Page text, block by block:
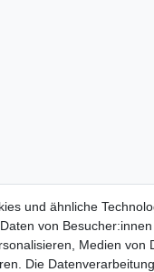
und ähnliche
von
Medien
Die